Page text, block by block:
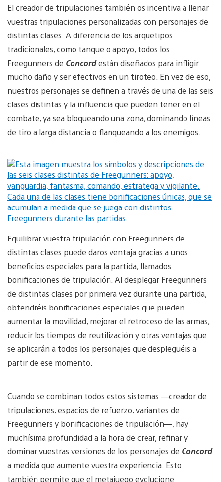
El creador de tripulaciones también os incentiva a llenar
vuestras tripulaciones personalizadas con personajes de
distintas clases. A diferencia de los arquetipos
tradicionales, como tanque o apoyo, todos los
Freegunners de Concordestán diseñados para infligir
mucho daño y ser efectivos en un tiroteo. En vez de eso,
nuestros personajes se definen a través de una de las seis
clases distintas y la influencia que pueden tener en el
combate, ya sea bloqueando una zona, dominando líneas
de tiro a larga distancia o flanqueando a los enemigos.
Equilibrar vuestra tripulación con Freegunners de
distintas clases puede daros ventaja gracias a unos
beneficios especiales para la partida, llamados
bonificaciones de tripulación. Al desplegar Freegunners
de distintas clases por primera vez durante una partida,
obtendréis bonificaciones especiales que pueden
aumentar la movilidad, mejorar el retroceso de las armas,
reducir los tiempos de reutilización y otras ventajas que
se aplicarán a todos los personajes que despleguéis a
partir de ese momento.
Cuando se combinan todos estos sistemas —creador de
tripulaciones, espacios de refuerzo, variantes de
Freegunners y bonificaciones de tripulación—, hay
muchísima profundidad a la hora de crear, refinar y
dominar vuestras versiones de los personajes de Concord
a medida que aumente vuestra experiencia. Esto
también permite que el metajuego evolucione